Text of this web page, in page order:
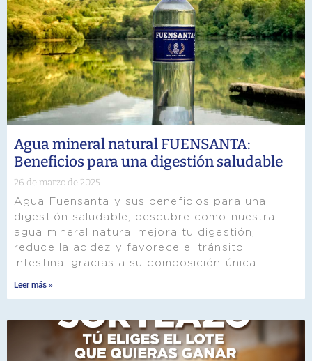
Agua mineral natural FUENSANTA:
Beneficios para una digestión saludable
26 de marzo de 2025
Agua Fuensanta y sus beneficios para una
digestión saludable, descubre como nuestra
agua mineral natural mejora tu digestión,
reduce la acidez y favorece el tránsito
intestinal gracias a su composición única.
Leer más »